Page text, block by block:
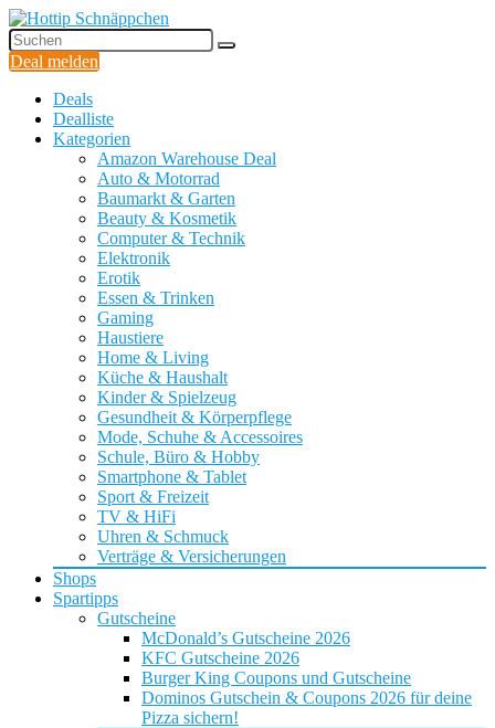
Deal melden
Deals
Dealliste
Kategorien
Amazon Warehouse Deal
Auto & Motorrad
Baumarkt & Garten
Beauty & Kosmetik
Computer & Technik
Elektronik
Erotik
Essen & Trinken
Gaming
Haustiere
Home & Living
Küche & Haushalt
Kinder & Spielzeug
Gesundheit & Körperpflege
Mode, Schuhe & Accessoires
Schule, Büro & Hobby
Smartphone & Tablet
Sport & Freizeit
TV & HiFi
Uhren & Schmuck
Verträge & Versicherungen
Shops
Spartipps
Gutscheine
McDonald’s Gutscheine 2026
KFC Gutscheine 2026
Burger King Coupons und Gutscheine
Dominos Gutschein & Coupons 2026 für deine
Pizza sichern!